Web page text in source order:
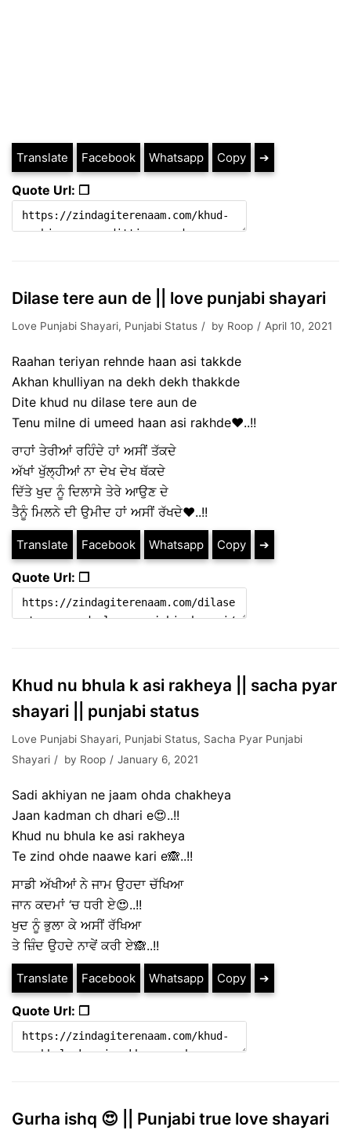
Translate Facebook Whatsapp Copy ➔
Quote Url: ❐
Dilase tere aun de || love punjabi shayari
Love Punjabi Shayari, Punjabi Status by Roop April 10, 2021
Raahan teriyan rehnde haan asi takkde
Akhan khulliyan na dekh dekh thakkde
Dite khud nu dilase tere aun de
Tenu milne di umeed haan asi rakhde❤️..!!
ਰਾਹਾਂ ਤੇਰੀਆਂ ਰਹਿੰਦੇ ਹਾਂ ਅਸੀਂ ਤੱਕਦੇ
ਅੱਖਾਂ ਖੁੱਲ੍ਹੀਆਂ ਨਾ ਦੇਖ ਦੇਖ ਥੱਕਦੇ
ਦਿੱਤੇ ਖੁਦ ਨੂੰ ਦਿਲਾਸੇ ਤੇਰੇ ਆਉਣ ਦੇ
ਤੈਨੂੰ ਮਿਲਨੇ ਦੀ ਉਮੀਦ ਹਾਂ ਅਸੀਂ ਰੱਖਦੇ❤️..!!
Translate Facebook Whatsapp Copy ➔
Quote Url: ❐
Khud nu bhula k asi rakheya || sacha pyar
shayari || punjabi status
Love Punjabi Shayari, Punjabi Status, Sacha Pyar Punjabi
Shayari
by Roop January 6, 2021
Sadi akhiyan ne jaam ohda chakheya
Jaan kadman ch dhari e😍..!!
Khud nu bhula ke asi rakheya
Te zind ohde naawe kari e🙈..!!
ਸਾਡੀ ਅੱਖੀਆਂ ਨੇ ਜਾਮ ਉਹਦਾ ਚੱਖਿਆ
ਜਾਨ ਕਦਮਾਂ ‘ਚ ਧਰੀ ਏ😍..!!
ਖੁਦ ਨੂੰ ਭੁਲਾ ਕੇ ਅਸੀਂ ਰੱਖਿਆ
ਤੇ ਜ਼ਿੰਦ ਉਹਦੇ ਨਾਵੇਂ ਕਰੀ ਏ🙈..!!
Translate Facebook Whatsapp Copy ➔
Quote Url: ❐
Gurha ishq 😍 || Punjabi true love shayari